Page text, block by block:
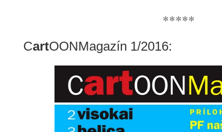
*****
CartOONMagazín 1/2016: